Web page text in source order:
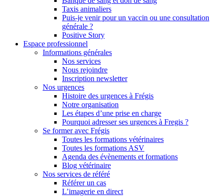
Taxis animaliers
Puis-je venir pour un vaccin ou une consultation
générale ?
Positive Story
Espace professionnel
Informations générales
Nos services
Nous rejoindre
Inscription newsletter
Nos urgences
Histoire des urgences à Frégis
Notre organisation
Les étapes d’une prise en charge
Pourquoi adresser ses urgences à Fregis ?
Se former avec Frégis
Toutes les formations vétérinaires
Toutes les formations ASV
Agenda des évènements et formations
Blog vétérinaire
Nos services de référé
Référer un cas
L’imagerie en direct